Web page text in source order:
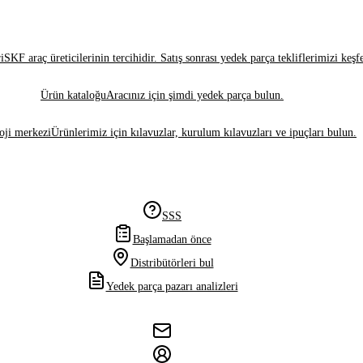
SKF araç üreticilerinin tercihidir. Satış sonrası yedek parça tekliflerimizi
Ürün kataloğuAracınız için şimdi yedek parça bulun.
merkeziÜrünlerimiz için kılavuzlar, kurulum kılavuzları ve ipuçları bulun.
SSS
Başlamadan önce
Distribütörleri bul
Yedek parça pazarı analizleri